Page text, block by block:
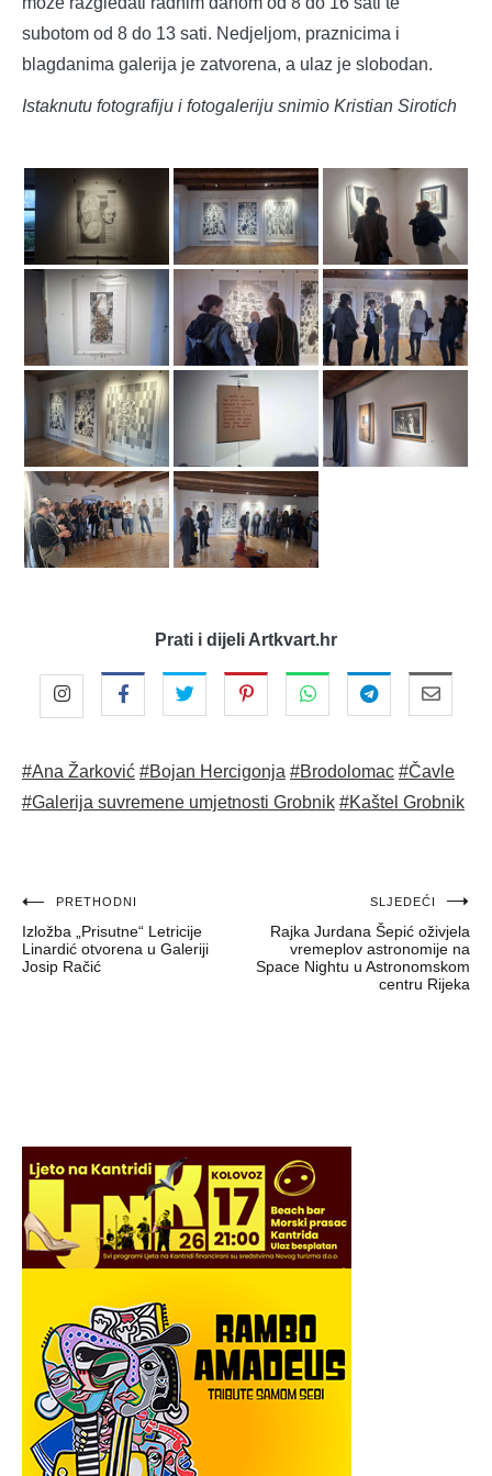
subotom od 8 do 13 sati. Nedjeljom, praznicima i
blagdanima galerija je zatvorena, a ulaz je slobodan.
Istaknutu fotografiju i fotogaleriju snimio Kristian Sirotich
Prati i dijeli Artkvart.hr
#Ana Žarković #Bojan Hercigonja #Brodolomac #Čavle
#Galerija suvremene umjetnosti Grobnik #Kaštel Grobnik
Navigacija
objava
PRETHODNI
Izložba „Prisutne“ Letricije
Linardić otvorena u Galeriji
Josip Račić
SLJEDEĆI
Rajka Jurdana Šepić oživjela
vremeplov astronomije na
Space Nightu u Astronomskom
centru Rijeka